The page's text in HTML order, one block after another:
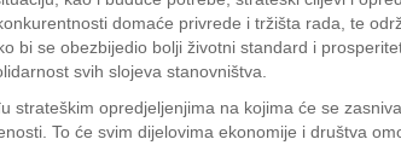
domaće privrede i tržišta rada, te
bi se obezbijedio bolji životni standard i
svih slojeva stanovništva.
strateškim opredjeljenjima na kojima će se
To će svim dijelovima ekonomije i društva